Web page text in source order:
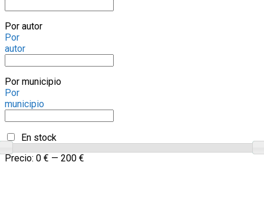
Por autor
Por
autor
Por municipio
Por
municipio
En stock
Precio: 0 € — 200 €